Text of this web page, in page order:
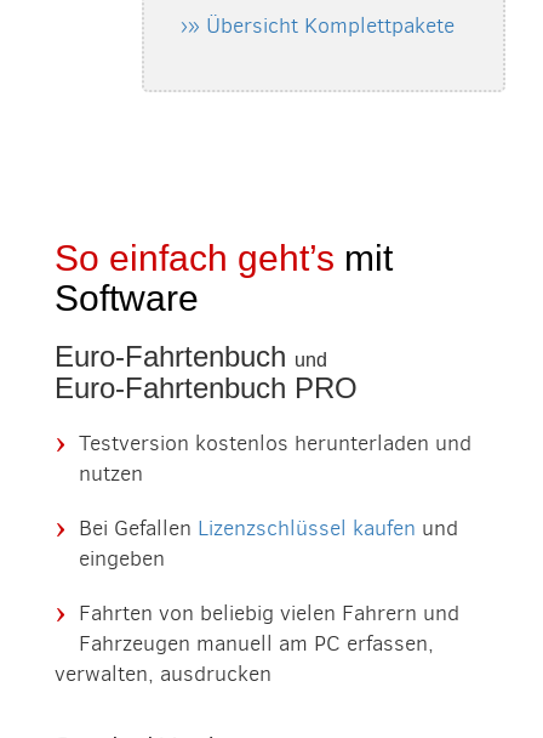
›» Übersicht Komplettpakete
So einfach geht’s mit
Software
Euro-Fahrtenbuch und
Euro-Fahrtenbuch PRO
Testversion kostenlos herunterladen und
nutzen
Bei Gefallen Lizenzschlüssel kaufen und
eingeben
Fahrten von beliebig vielen Fahrern und
Fahrzeugen manuell am PC erfassen,
verwalten, ausdrucken